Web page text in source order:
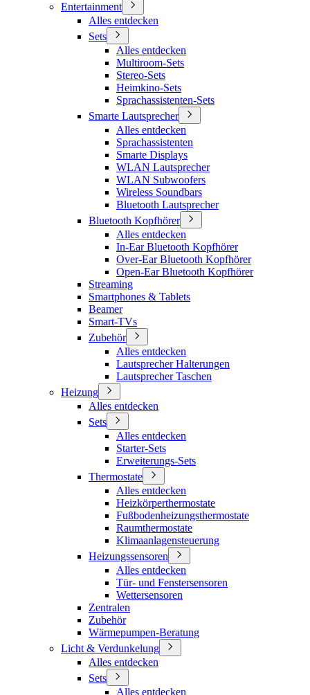
Entertainment
Alles entdecken
Sets
Alles entdecken
Multiroom-Sets
Stereo-Sets
Heimkino-Sets
Sprachassistenten-Sets
Smarte Lautsprecher
Alles entdecken
Sprachassistenten
Smarte Displays
WLAN Lautsprecher
WLAN Subwoofers
Wireless Soundbars
Bluetooth Lautsprecher
Bluetooth Kopfhörer
Alles entdecken
In-Ear Bluetooth Kopfhörer
Over-Ear Bluetooth Kopfhörer
Open-Ear Bluetooth Kopfhörer
Streaming
Smartphones & Tablets
Beamer
Smart-TVs
Zubehör
Alles entdecken
Lautsprecher Halterungen
Lautsprecher Taschen
Heizung
Alles entdecken
Sets
Alles entdecken
Starter-Sets
Erweiterungs-Sets
Thermostate
Alles entdecken
Heizkörperthermostate
Fußbodenheizungsthermostate
Raumthermostate
Klimaanlagensteuerung
Heizungssensoren
Alles entdecken
Tür- und Fenstersensoren
Wettersensoren
Zentralen
Zubehör
Wärmepumpen-Beratung
Licht & Verdunkelung
Alles entdecken
Sets
Alles entdecken